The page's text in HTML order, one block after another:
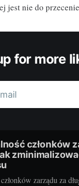
jest nie do
for more
członków
zarządu za